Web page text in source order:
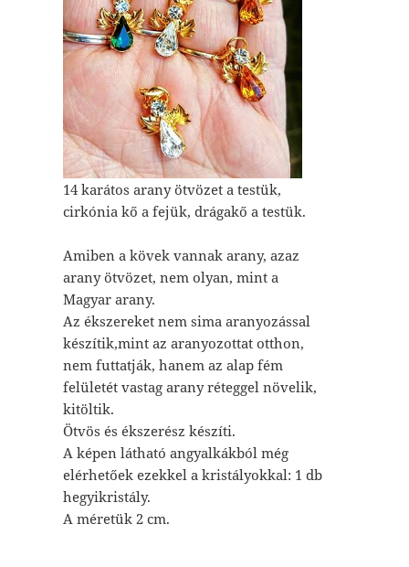
14 karátos arany ötvözet a testük,
cirkónia kő a fejük, drágakő a testük.
Amiben a kövek vannak arany, azaz
arany ötvözet, nem olyan, mint a
Magyar arany.
Az ékszereket nem sima aranyozással
készítik,mint az aranyozottat otthon,
nem futtatják, hanem az alap fém
felületét vastag arany réteggel növelik,
kitöltik.
Ötvös és ékszerész készíti.
A képen látható angyalkákból még
elérhetőek ezekkel a kristályokkal: 1 db
hegyikristály.
A méretük 2 cm.